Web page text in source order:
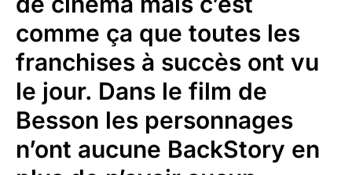
comme ça que toutes les
franchises à succès ont vu
le jour. Dans le film de
Besson les personnages
n’ont aucune BackStory en